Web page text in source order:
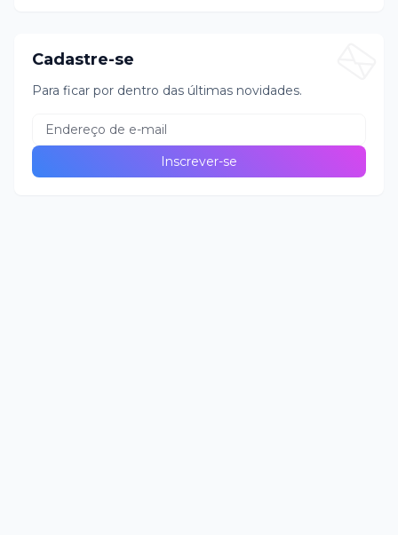
Cadastre-se
Para ficar por dentro das últimas novidades.